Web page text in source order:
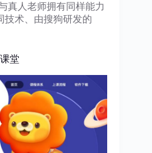
真人老师拥有同样能力
技术、由搜狗研发的
堂